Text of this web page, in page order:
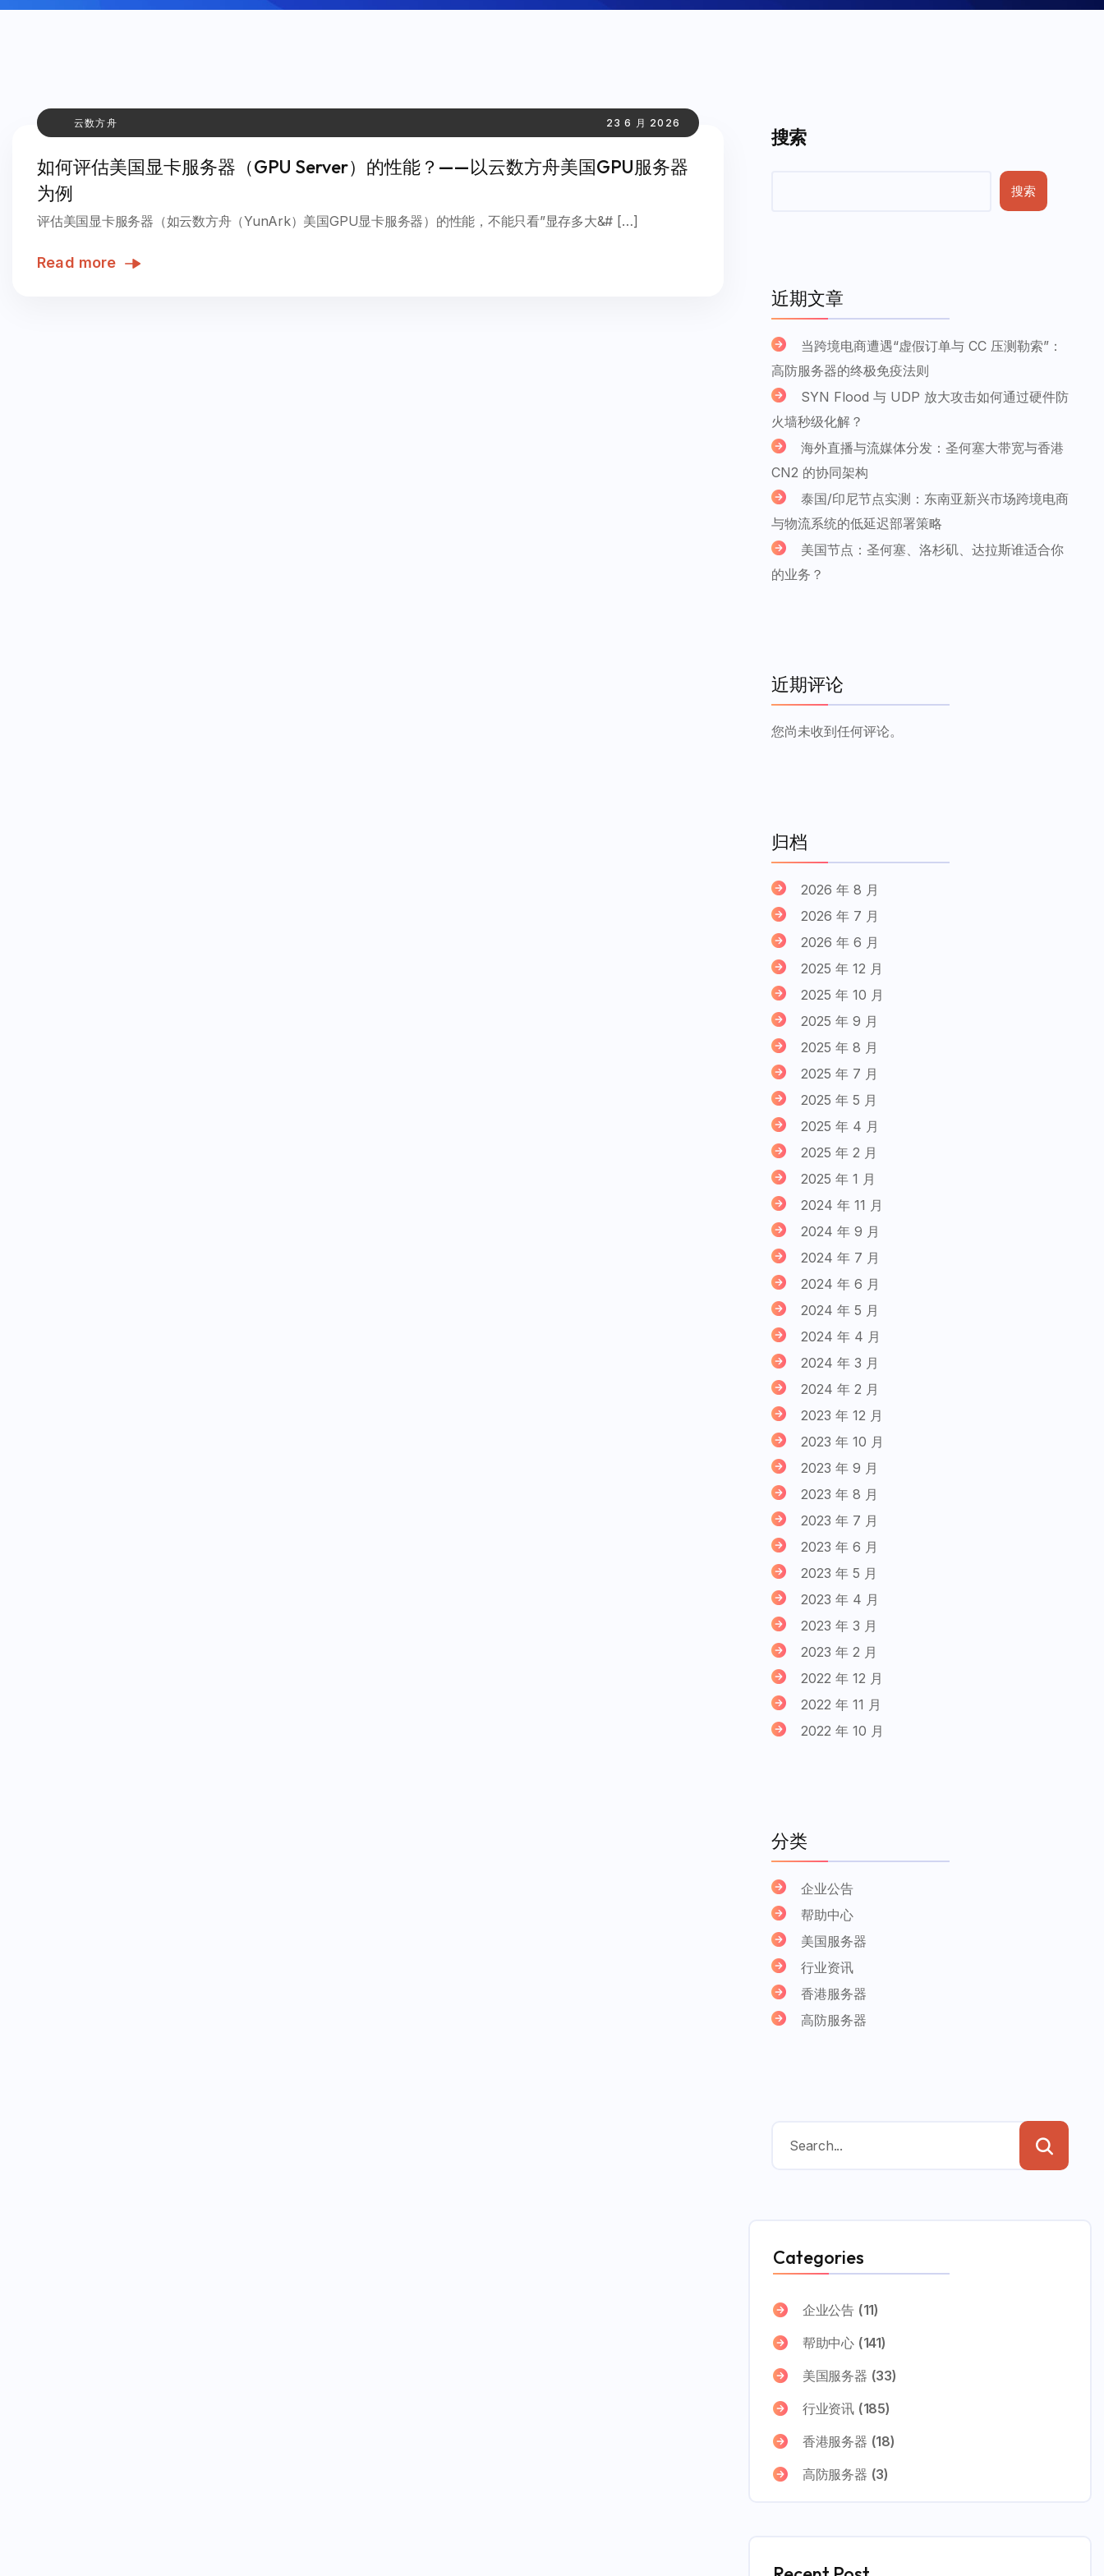
云数方舟 23 6 月 2026
如何评估美国显卡服务器（GPU Server）的性能？——以云数方舟美国GPU服务器
为例
评估美国显卡服务器（如云数方舟（YunArk）美国GPU显卡服务器）的性能，不能只看”显存多大&# […]
Read more
搜索
搜索
近期文章
当跨境电商遭遇“虚假订单与 CC 压测勒索”：
高防服务器的终极免疫法则
SYN Flood 与 UDP 放大攻击如何通过硬件防
火墙秒级化解？
海外直播与流媒体分发：圣何塞大带宽与香港
CN2 的协同架构
泰国/印尼节点实测：东南亚新兴市场跨境电商
与物流系统的低延迟部署策略
美国节点：圣何塞、洛杉矶、达拉斯谁适合你
的业务？
近期评论
您尚未收到任何评论。
归档
2026 年 8 月
2026 年 7 月
2026 年 6 月
2025 年 12 月
2025 年 10 月
2025 年 9 月
2025 年 8 月
2025 年 7 月
2025 年 5 月
2025 年 4 月
2025 年 2 月
2025 年 1 月
2024 年 11 月
2024 年 9 月
2024 年 7 月
2024 年 6 月
2024 年 5 月
2024 年 4 月
2024 年 3 月
2024 年 2 月
2023 年 12 月
2023 年 10 月
2023 年 9 月
2023 年 8 月
2023 年 7 月
2023 年 6 月
2023 年 5 月
2023 年 4 月
2023 年 3 月
2023 年 2 月
2022 年 12 月
2022 年 11 月
2022 年 10 月
分类
企业公告
帮助中心
美国服务器
行业资讯
香港服务器
高防服务器
Categories
企业公告 (11)
帮助中心 (141)
美国服务器 (33)
行业资讯 (185)
香港服务器 (18)
高防服务器 (3)